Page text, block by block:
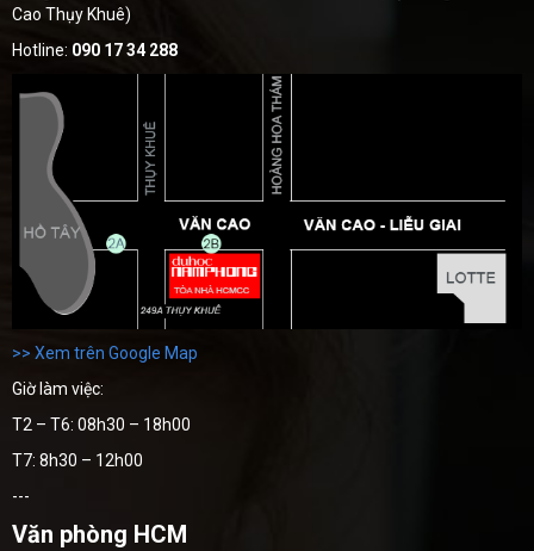
Cao Thụy Khuê)
Hotline: 090 17 34 288
>> Xem trên Google Map
Giờ làm việc:
T2 – T6: 08h30 – 18h00
T7: 8h30 – 12h00
---
Văn phòng HCM